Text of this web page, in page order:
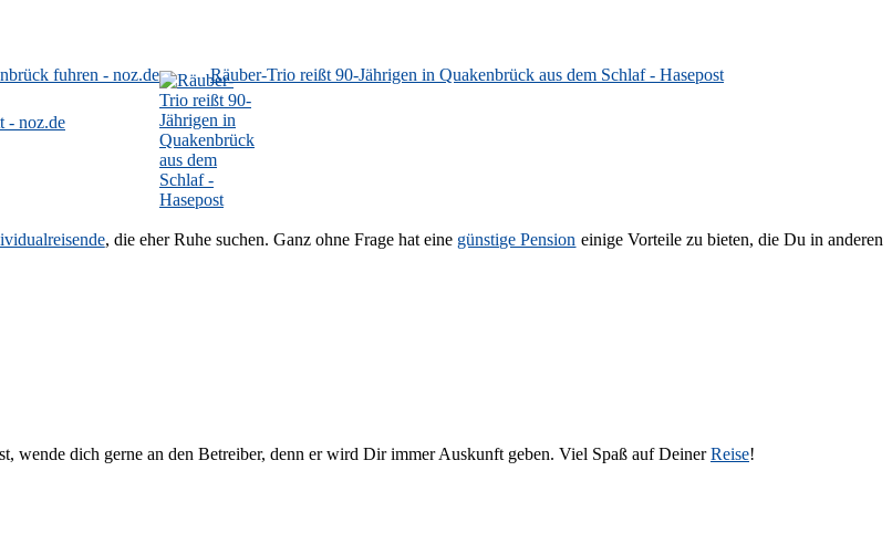
fuhren - noz.de Räuber-Trio reißt 90-Jährigen in Quakenbrück aus dem Schlaf - Hasepost
- noz.de
, die eher Ruhe suchen. Ganz ohne Frage hat eine günstige Pension einige Vorteile zu bieten, die Du in anderen
wende dich gerne an den Betreiber, denn er wird Dir immer Auskunft geben. Viel Spaß auf DeinerReise!